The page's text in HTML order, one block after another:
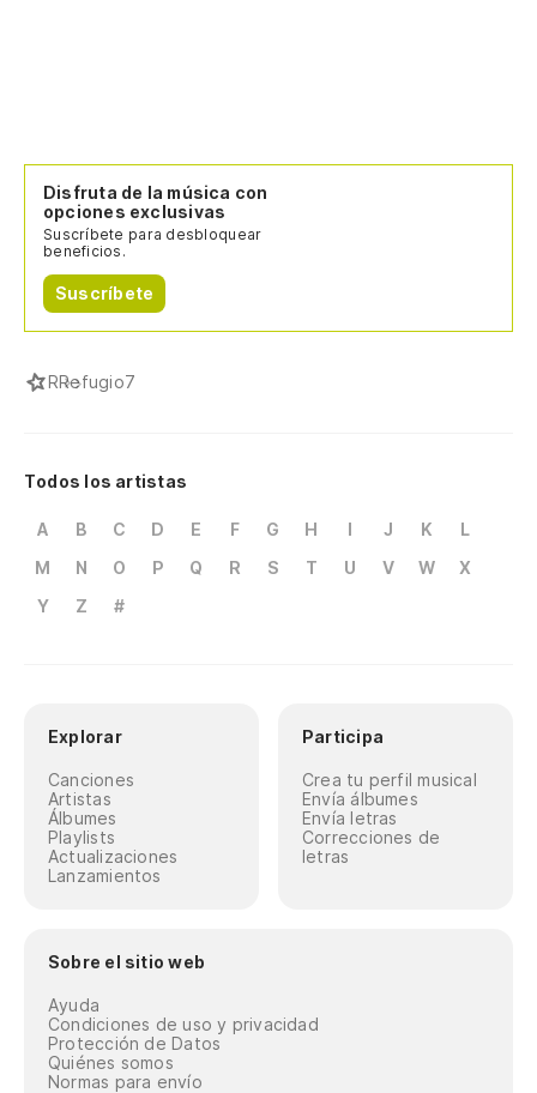
Disfruta de la música con
opciones exclusivas
Suscríbete para desbloquear
beneficios.
Suscríbete
RRefugio7
Todos los artistas
A B C D E F G H I J K
L
M
N O P Q R S T U V W
X
Y
Z #
Explorar
Canciones
Artistas
Álbumes
Playlists
Actualizaciones
Lanzamientos
Participa
Crea tu perfil musical
Envía álbumes
Envía letras
Correcciones de
letras
Sobre el sitio web
Ayuda
Condiciones de uso y privacidad
Protección de Datos
Quiénes somos
Normas para envío